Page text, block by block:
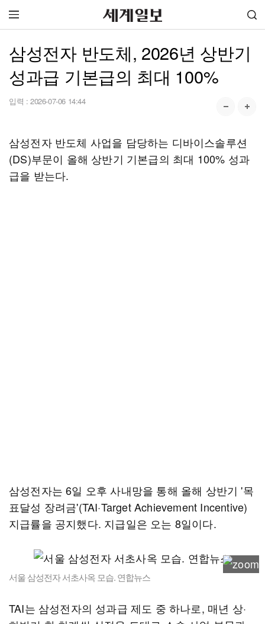
삼성전자 반도체, 2026년 상반기
성과급 기본급의 최대 100%
입력 : 2026-07-06 14:44
삼성전자 반도체 사업을 담당하는 디바이스솔루션
(DS)부문이 올해 상반기 기본급의 최대 100% 성과
급을 받는다.
삼성전자는 6일 오후 사내망을 통해 올해 상반기 '목
표달성 장려금'(TAI·Target Achievement Incentive)
지급률을 공지했다. 지급일은 오는 8일이다.
서울 삼성전자 서초사옥 모습. 연합뉴스
TAI는 삼성전자의 성과급 제도 중 하나로, 매년 상·